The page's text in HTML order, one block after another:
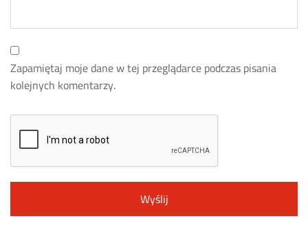
Zapamiętaj moje dane w tej przeglądarce podczas pisania
kolejnych komentarzy.